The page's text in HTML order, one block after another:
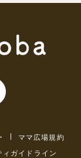
ママ広場規約
ィガイドライン